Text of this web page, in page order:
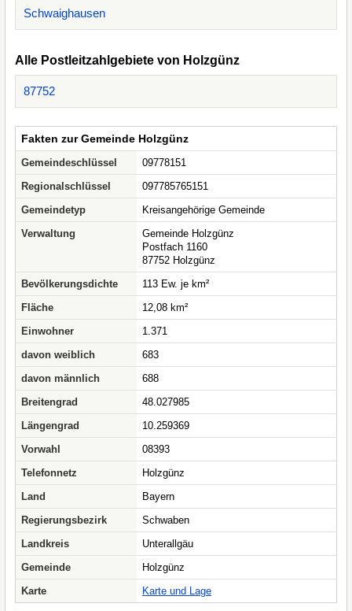
Schwaighausen
Alle Postleitzahlgebiete von Holzgünz
87752
Fakten zur Gemeinde Holzgünz
Gemeindeschlüssel
09778151
Regionalschlüssel
097785765151
Gemeindetyp
Kreisangehörige Gemeinde
Verwaltung
Gemeinde Holzgünz
Postfach 1160
87752 Holzgünz
Bevölkerungsdichte
113 Ew. je km²
Fläche
12,08 km²
Einwohner
1.371
davon weiblich
683
davon männlich
688
Breitengrad
48.027985
Längengrad
10.259369
Vorwahl
08393
Telefonnetz
Holzgünz
Land
Bayern
Regierungsbezirk
Schwaben
Landkreis
Unterallgäu
Gemeinde
Holzgünz
Karte
Karte und Lage